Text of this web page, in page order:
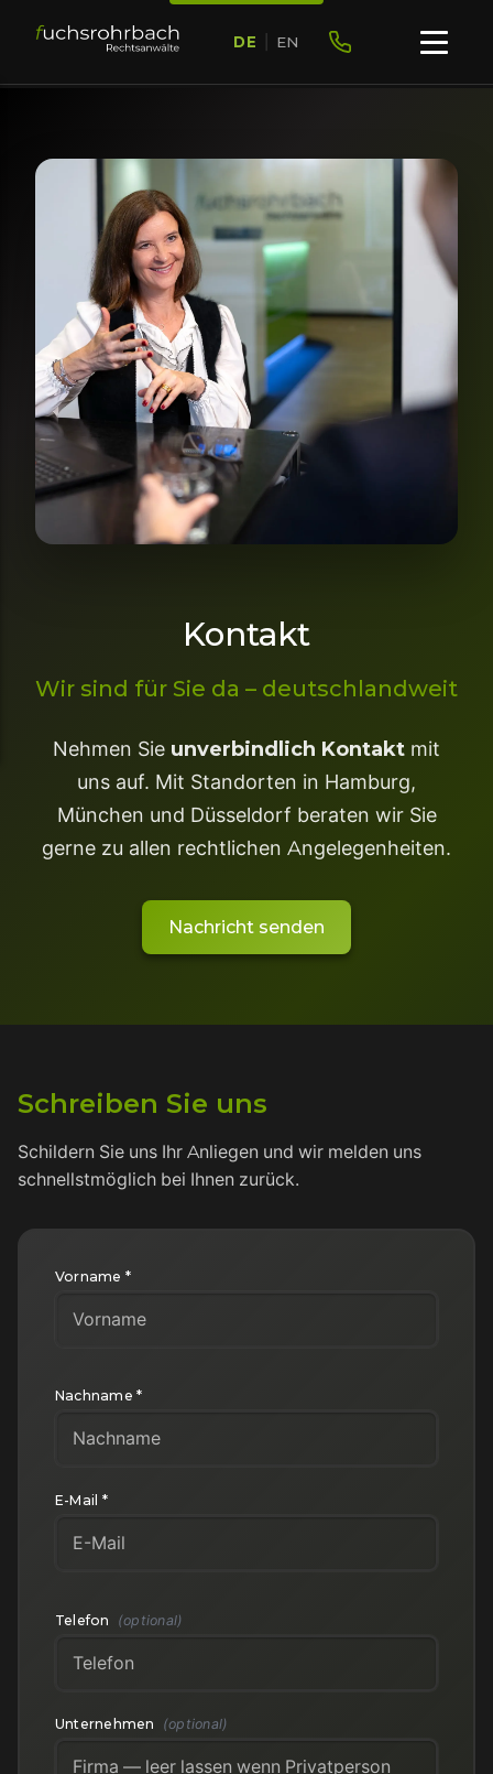
DE EN
Kontakt
Wir sind für Sie da – deutschlandweit
Nehmen Sie unverbindlich Kontakt mit
uns auf. Mit Standorten in Hamburg,
München und Düsseldorf beraten wir Sie
gerne zu allen rechtlichen Angelegenheiten.
Nachricht senden
Schreiben Sie uns
Schildern Sie uns Ihr Anliegen und wir melden uns
schnellstmöglich bei Ihnen zurück.
Vorname *
Nachname *
E-Mail *
Telefon (optional)
Unternehmen (optional)